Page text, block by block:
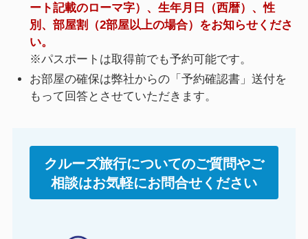
ート記載のローマ字）、生年月日（西暦）、性
別、部屋割（2部屋以上の場合）をお知らせくださ
い。
※パスポートは取得前でも予約可能です。
お部屋の確保は弊社からの「予約確認書」送付を
もって回答とさせていただきます。
クルーズ旅行についてのご質問やご
相談はお気軽にお問合せください